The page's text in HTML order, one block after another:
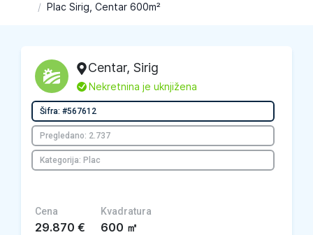
/ Plac Sirig, Centar 600m²
Centar, Sirig
L Nekretnina je uknjižena
Šifra: #567612
Pregledano: 2.737
Kategorija: Plac
Cena
29.870 €
Kvadratura
600 ㎡